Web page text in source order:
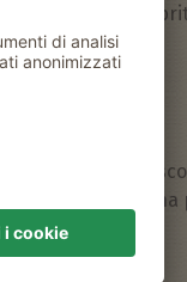
di Spagna,
non
sul pan di Spagna